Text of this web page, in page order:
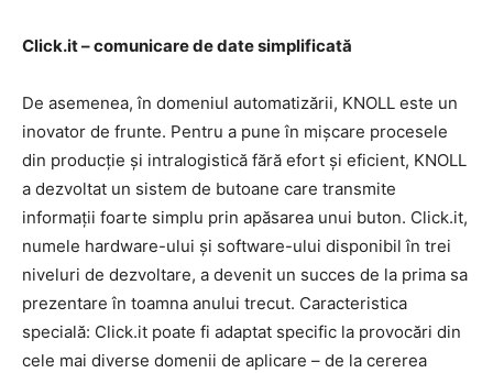
Click.it – comunicare de date simplificată
De asemenea, în domeniul automatizării, KNOLL este un
inovator de frunte. Pentru a pune în mișcare procesele
din producție și intralogistică fără efort și eficient, KNOLL
a dezvoltat un sistem de butoane care transmite
informații foarte simplu prin apăsarea unui buton. Click.it,
numele hardware-ului și software-ului disponibil în trei
niveluri de dezvoltare, a devenit un succes de la prima sa
prezentare în toamna anului trecut. Caracteristica
specială: Click.it poate fi adaptat specific la provocări din
cele mai diverse domenii de aplicare – de la cererea